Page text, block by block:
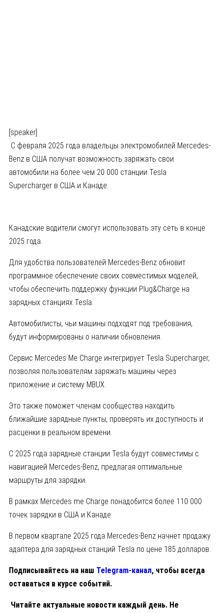
[speaker]
С февраля 2025 года владельцы электромобилей Mercedes-
Benz в США получат возможность заряжать свои
автомобили на более чем 20 000 станции Tesla
Supercharger в США и Канаде.
Канадские водители смогут использовать эту сеть в конце
2025 года.
Для удобства пользователей Mercedes-Benz обновит
программное обеспечение своих совместимых моделей,
чтобы обеспечить поддержку функции Plug&Charge на
зарядных станциях Tesla.
Автомобилисты, чьи машины подходят под требования,
будут информированы о наличии обновления.
Сервис Mercedes Me Charge интегрирует Tesla Supercharger,
позволяя пользователям заряжать машины через
приложение и систему MBUX.
Это также поможет членам сообщества находить
ближайшие зарядные пункты, проверять их доступность и
расценки в реальном времени.
С 2025 года зарядные станции Tesla будут совместимы с
навигацией Mercedes-Benz, предлагая оптимальные
маршруты для зарядки.
В рамках Mercedes me Charge понадобится более 110 000
точек зарядки в США и Канаде.
В первом квартале 2025 года Mercedes-Benz начнет продажу
адаптера для зарядных станций Tesla по цене 185 долларов.
Подписывайтесь на наш Telegram-канал, чтобы всегда
оставаться в курсе событий.
Читайте актуальные новости каждый день. Не